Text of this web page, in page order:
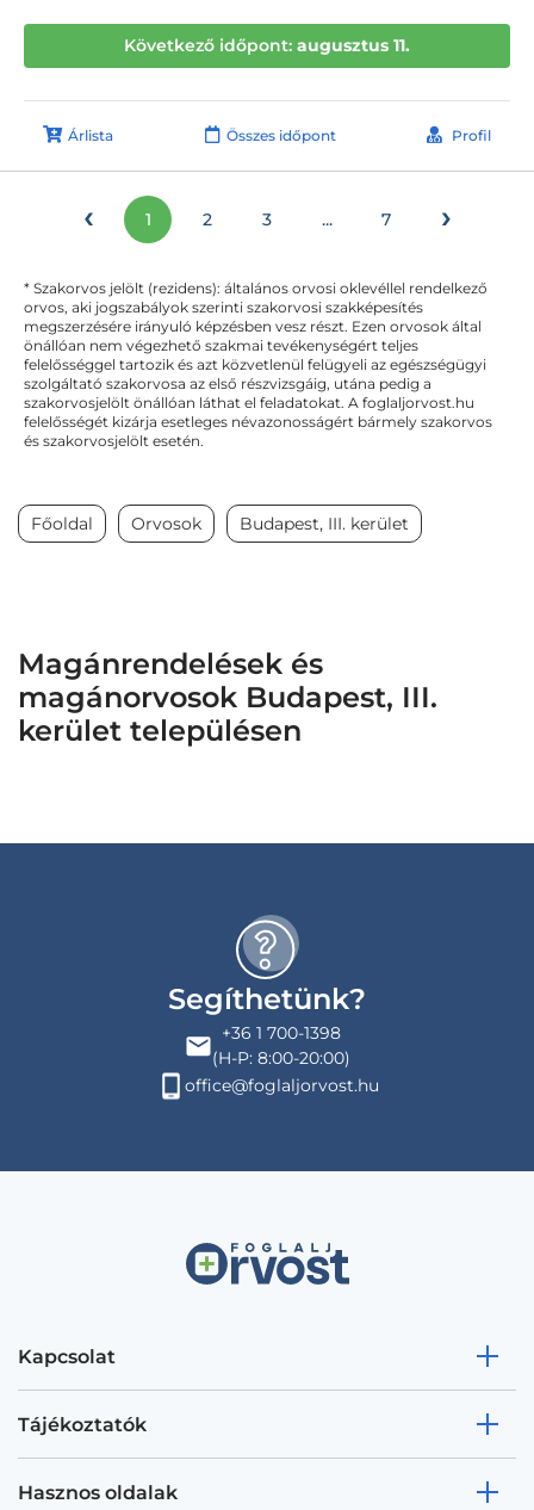
Következő időpont: augusztus 11.
Árlista Összes időpont Profil
‹ 1 2 3 ... 7 ›
* Szakorvos jelölt (rezidens): általános orvosi oklevéllel rendelkező
orvos, aki jogszabályok szerinti szakorvosi szakképesítés
megszerzésére irányuló képzésben vesz részt. Ezen orvosok által
önállóan nem végezhető szakmai tevékenységért teljes
felelősséggel tartozik és azt közvetlenül felügyeli az egészségügyi
szolgáltató szakorvosa az első részvizsgáig, utána pedig a
szakorvosjelölt önállóan láthat el feladatokat. A foglaljorvost.hu
felelősségét kizárja esetleges névazonosságért bármely szakorvos
és szakorvosjelölt esetén.
Főoldal Orvosok Budapest, III. kerület
Magánrendelések és
magánorvosok Budapest, III.
kerület településen
Segíthetünk?
+36 1 700-1398
(H-P: 8:00-20:00)
office@foglaljorvost.hu
Kapcsolat
Tájékoztatók
Hasznos oldalak